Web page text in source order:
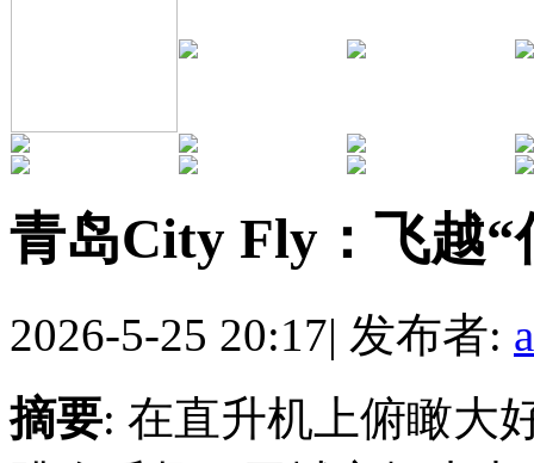
青岛City Fly：飞越“
2026-5-25 20:17| 发布者:
摘要: 在直升机上俯瞰大